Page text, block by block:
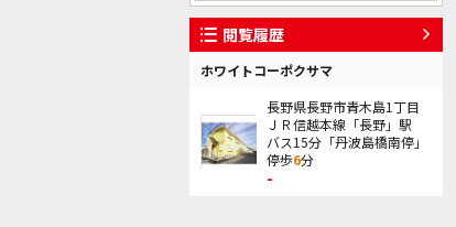
閲覧履歴
ホワイトコーポクサマ
長野県長野市青木島1丁目
ＪＲ信越本線「長野」駅
バス15分「丹波島橋南停」
停歩6分
-